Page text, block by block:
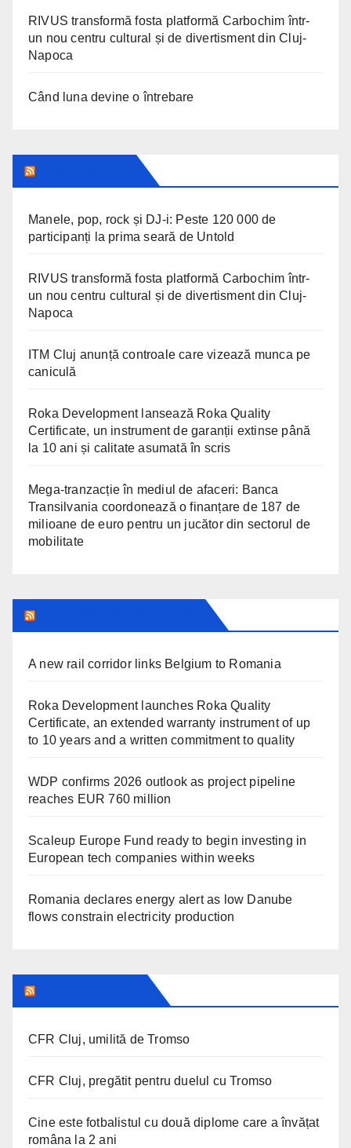
RIVUS transformă fosta platformă Carbochim într-
un nou centru cultural și de divertisment din Cluj-
Napoca
Când luna devine o întrebare
Manele, pop, rock și DJ-i: Peste 120 000 de
participanți la prima seară de Untold
RIVUS transformă fosta platformă Carbochim într-
un nou centru cultural și de divertisment din Cluj-
Napoca
ITM Cluj anunță controale care vizează munca pe
caniculă
Roka Development lansează Roka Quality
Certificate, un instrument de garanții extinse până
la 10 ani și calitate asumată în scris
Mega-tranzacție în mediul de afaceri: Banca
Transilvania coordonează o finanțare de 187 de
milioane de euro pentru un jucător din sectorul de
mobilitate
A new rail corridor links Belgium to Romania
Roka Development launches Roka Quality
Certificate, an extended warranty instrument of up
to 10 years and a written commitment to quality
WDP confirms 2026 outlook as project pipeline
reaches EUR 760 million
Scaleup Europe Fund ready to begin investing in
European tech companies within weeks
Romania declares energy alert as low Danube
flows constrain electricity production
CFR Cluj, umilită de Tromso
CFR Cluj, pregătit pentru duelul cu Tromso
Cine este fotbalistul cu două diplome care a învățat
româna la 2 ani